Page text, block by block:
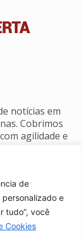
de
e
tudo”, você
Cookies
notícias em
Cobrimos
agilidade e